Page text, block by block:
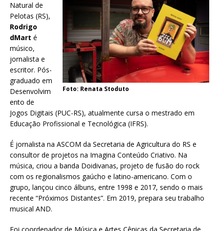
Foto: Renata Stoduto
Natural de
Pelotas (RS),
Rodrigo
dMart é
músico,
jornalista e
escritor. Pós-
graduado em
Desenvolvim
ento de
Jogos Digitais (PUC-RS), atualmente cursa o mestrado em
Educação Profissional e Tecnológica (IFRS).
É jornalista na ASCOM da Secretaria de Agricultura do RS e
consultor de projetos na Imagina Conteúdo Criativo. Na
música, criou a banda Doidivanas, projeto de fusão do rock
com os regionalismos gaúcho e latino-americano. Com o
grupo, lançou cinco álbuns, entre 1998 e 2017, sendo o mais
recente “Próximos Distantes”. Em 2019, prepara seu trabalho
musical AND.